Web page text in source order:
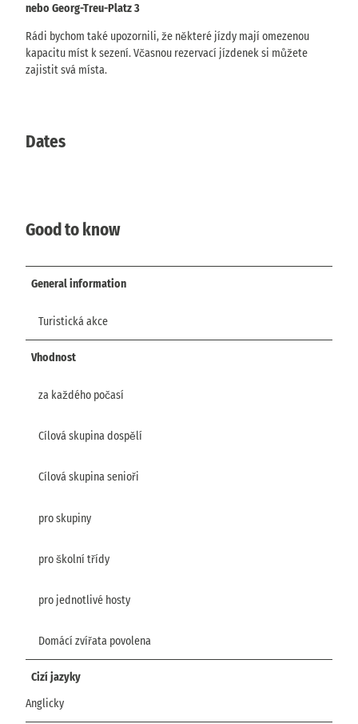
nebo Georg-Treu-Platz 3
Rádi bychom také upozornili, že některé jízdy mají omezenou
kapacitu míst k sezení. Včasnou rezervací jízdenek si můžete
zajistit svá místa.
Dates
Good to know
General information
Turistická akce
Vhodnost
za každého počasí
Cílová skupina dospělí
Cílová skupina senioři
pro skupiny
pro školní třídy
pro jednotlivé hosty
Domácí zvířata povolena
Cizí jazyky
Anglicky